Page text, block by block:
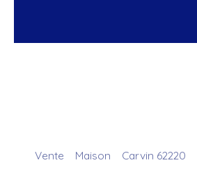
Vente Maison Carvin 62220